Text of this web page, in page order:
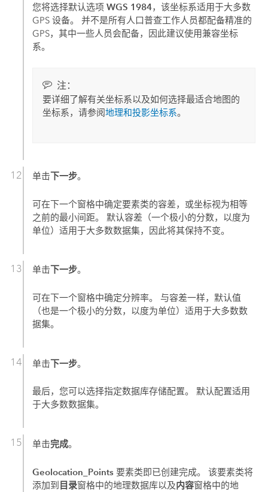
您将选择默认选项WGS 1984，该坐标系适用于大多数
GPS 设备。 并不是所有人口普查工作人员都配备精准的
GPS，其中一些人员会配备，因此建议使用兼容坐标
系。
注：
要详细了解有关坐标系以及如何选择最适合地图的
坐标系，请参阅地理和投影坐标系。
单击下一步。
可在下一个窗格中确定要素类的容差，或坐标视为相等
之前的最小间距。 默认容差（一个极小的分数，以度为
单位）适用于大多数数据集，因此将其保持不变。
单击下一步。
可在下一个窗格中确定分辨率。 与容差一样，默认值
（也是一个极小的分数，以度为单位）适用于大多数数
据集。
单击下一步。
最后，您可以选择指定数据库存储配置。 默认配置适用
于大多数数据集。
单击完成。
Geolocation_Points 要素类即已创建完成。 该要素类将
添加到 目录窗格中的地理数据库以及内容窗格中的地